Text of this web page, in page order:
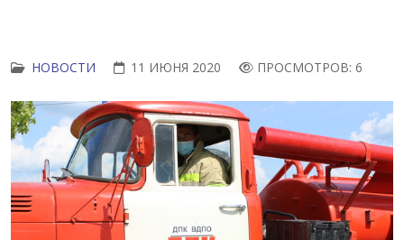
НОВОСТИ 11 ИЮНЯ 2020 ПРОСМОТРОВ: 6